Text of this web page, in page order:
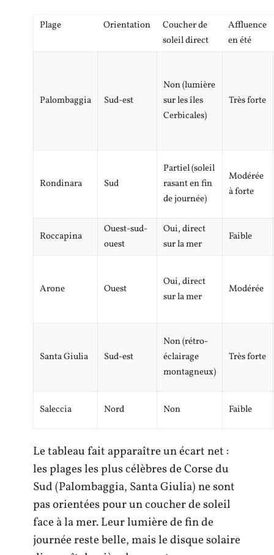
Plage Orientation
Coucher de
soleil direct
Affluence
en été
Palombaggia Sud-est
Non (lumière
sur les îles
Cerbicales)
Très forte
Rondinara Sud
Partiel (soleil
rasant en fin
de journée)
Modérée
à forte
Roccapina
Ouest-sud-
ouest
Oui, direct
sur la mer
Faible
Arone Ouest
Oui, direct
sur la mer
Modérée
Santa Giulia Sud-est
Non (rétro-
éclairage
montagneux)
Très forte
Saleccia Nord Non Faible
Le tableau fait apparaître un écart net :
les plages les plus célèbres de Corse du
Sud (Palombaggia, Santa Giulia) ne sont
pas orientées pour un coucher de soleil
face à la mer. Leur lumière de fin de
journée reste belle, mais le disque solaire